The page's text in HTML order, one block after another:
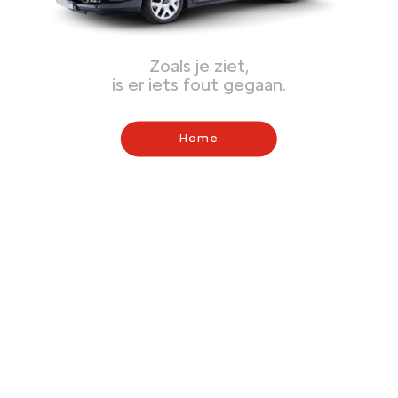
Zoals je ziet,
is er iets fout gegaan.
Home